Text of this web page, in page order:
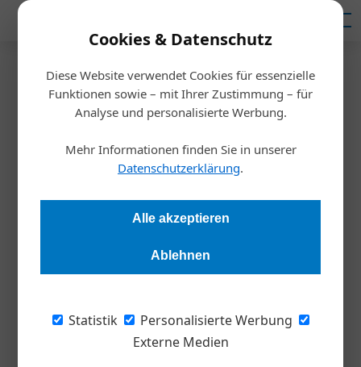
Cookies & Datenschutz
Diese Website verwendet Cookies für essenzielle
Funktionen sowie – mit Ihrer Zustimmung – für
Analyse und personalisierte Werbung.
Mehr Informationen finden Sie in unserer
Datenschutzerklärung.
Alle akzeptieren
Ablehnen
Statistik
Personalisierte Werbung
Externe Medien
Startseite/Persönlichkeiten
Personalia
Neuer Professur für Leadership
and Strategic Change
Redaktion Die Wirtschaft
Seit 1. Februar verstärkt Rouven Kanitz die
Leadership and Strategic Change.